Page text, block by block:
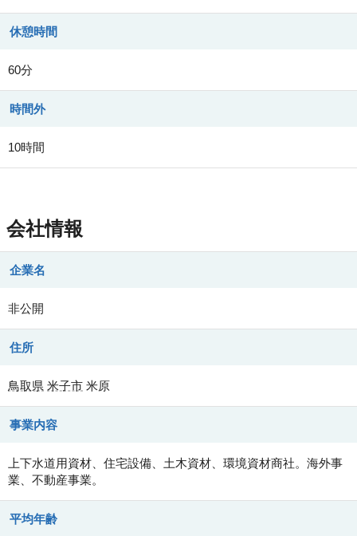
休憩時間
60分
時間外
10時間
会社情報
企業名
非公開
住所
鳥取県 米子市 米原
事業内容
上下水道用資材、住宅設備、土木資材、環境資材商社。海外事
業、不動産事業。
平均年齢